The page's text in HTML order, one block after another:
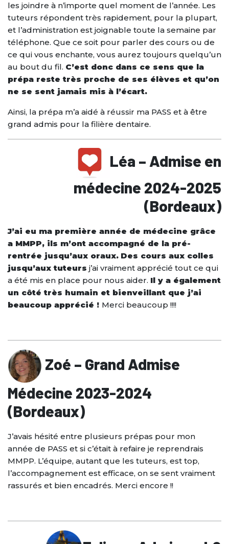
les joindre à n’importe quel moment de l’année. Les
tuteurs répondent très rapidement, pour la plupart,
et l’administration est joignable toute la semaine par
téléphone. Que ce soit pour parler des cours ou de
ce qui vous enchante, vous aurez toujours quelqu’un
au bout du fil. C’est donc dans ce sens que la
prépa reste très proche de ses élèves et qu’on
ne se sent jamais mis à l’écart.
Ainsi, la prépa m’a aidé à réussir ma PASS et à être
grand admis pour la filière dentaire.
Léa – Admise en
médecine 2024-2025
(Bordeaux)
J’ai eu ma première année de médecine grâce
a MMPP, ils m’ont accompagné de la pré-
rentrée jusqu’aux oraux. Des cours aux colles
jusqu’aux tuteurs j’ai vraiment apprécié tout ce qui
a été mis en place pour nous aider. Il y a également
un côté très humain et bienveillant que j’ai
beaucoup apprécié ! Merci beaucoup !!!!
Zoé – Grand Admise
Médecine 2023-2024
(Bordeaux)
J’avais hésité entre plusieurs prépas pour mon
année de PASS et si c’était à refaire je reprendrais
MMPP. L’équipe, autant que les tuteurs, est top,
l’accompagnement est efficace, on se sent vraiment
rassurés et bien encadrés. Merci encore !!